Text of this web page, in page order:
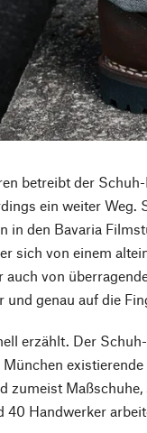
betreibt der
ein weiter Weg.
in den Bavaria
sich von einem
auch von
und genau auf die
erzählt. Der
zumeist
40 Handwerker